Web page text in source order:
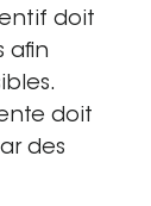
doit
afin
doit
des